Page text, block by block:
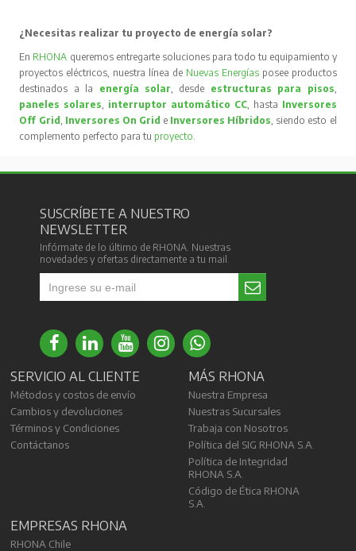
¿Necesitas realizar tu proyecto de energía solar?
En RHONA queremos entregarte soluciones para todo tu equipamiento y
proyectos eléctricos, nuestra línea de Nuevas Energíasposee productos
destinados a la energía solar , desde estructuras para pisos
paneles solares
interruptor automático CC, hasta Inversores
Off Grid Inversores On Grid e Inversores Híbridos , siendo esto el
complemento perfecto para tu proyecto
SUSCRÍBETE A NUESTRO
NEWSLETTER
Infórmate de lo último de RHONA. Nuestras
novedades y ofertas directamente a tu mail.
SERVICIO AL CLIENTE
Métodos y costos de envío
Cambios y devoluciones
Términos y Condiciones
Contáctanos
MÁS RHONA
Nuestra Empresa
Nuestras Sucursales
Trabaja con Nosotros
Política del SIG RHONA S.A.
Política de Integridad
RHONA S.A.
Código de Ética RHONA
S.A.
EMPRESAS RHONA
RHONA Chile